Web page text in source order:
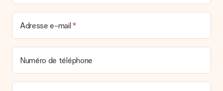
Nous proposons les formes de paiement suivantes : Paypal,
carte bancaire ou par virement bancaire. Comptez un délai de
3 jours supplémentaires pour la livraison de votre cadeau en
cas de paiement par virement bancaire.
Réception du cadeau
Que puis-je faire si le cadeau ne me convient pas tout à
fait ?
Adresse e-mail
Numéro de téléphone